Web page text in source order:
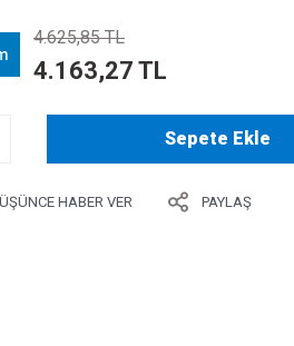
4.625,85 TL
4.163,27 TL
Sepete Ekle
HABER VER PAYLAŞ